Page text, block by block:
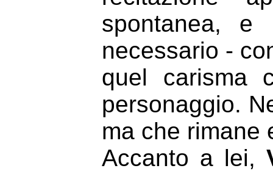
spontanea, e
necessario -
quel carisma
personaggio.
ma che rimane
Accanto a lei,